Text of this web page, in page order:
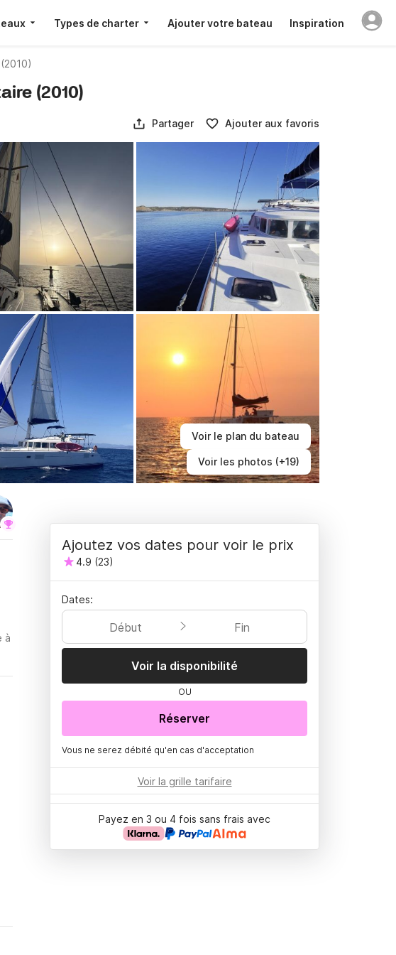
Types de charter Ajouter votre bateau Inspiration
Voir le plan du bateau
Voir les photos (+19)
(2010)
Partager Ajouter aux favoris
à
Ajoutez vos dates pour voir le prix
4.9 (23)
Dates:
Début Fin
Voir la disponibilité
OU
Réserver
Vous ne serez débité qu'en cas d'acceptation
Voir la grille tarifaire
Payez en 3 ou 4 fois sans frais avec